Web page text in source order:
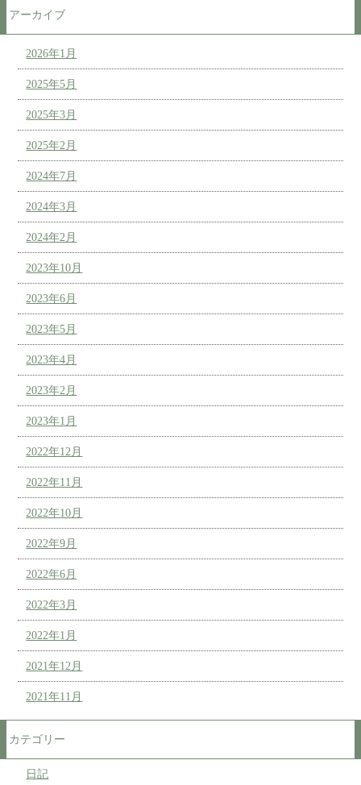
アーカイブ
2026年1月
2025年5月
2025年3月
2025年2月
2024年7月
2024年3月
2024年2月
2023年10月
2023年6月
2023年5月
2023年4月
2023年2月
2023年1月
2022年12月
2022年11月
2022年10月
2022年9月
2022年6月
2022年3月
2022年1月
2021年12月
2021年11月
カテゴリー
日記